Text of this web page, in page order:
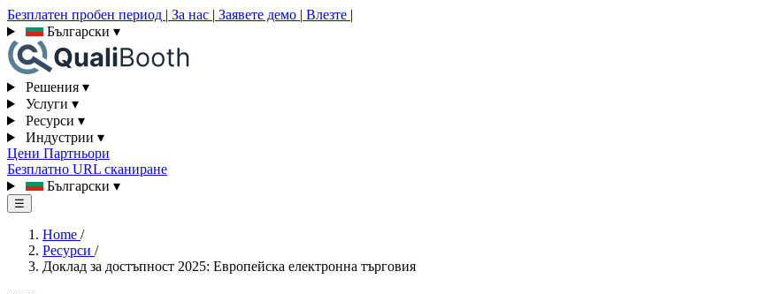
Безплатен пробен период | За нас | Заявете демо | Влезте |
Български ▾
Решения ▾
Услуги ▾
Ресурси ▾
Индустрии ▾
Цени Партньори
Безплатно URL сканиране
Български ▾
☰
Home /
Ресурси /
Доклад за достъпност 2025: Европейска електронна търговия